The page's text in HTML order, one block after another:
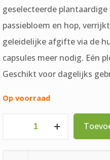
geselecteerde
passiebloem en hop,
geleidelijke afgifte via de
capsules meer nodig. Eén
Geschikt voor dagelijks
Op voorraad
patches